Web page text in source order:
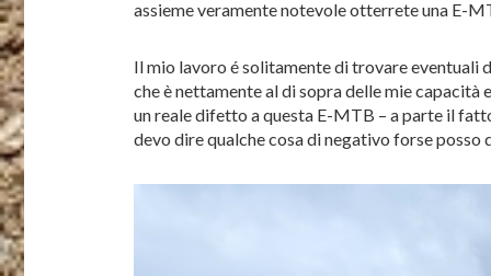
assieme veramente notevole otterrete una E-
Il mio lavoro é solitamente di trovare eventuali
che è nettamente al di sopra delle mie
un reale difetto a questa E-MTB – a parte il
devo dire qualche cosa di negativo forse